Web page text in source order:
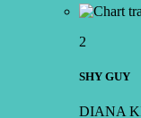
2
SHY GUY
DIANA